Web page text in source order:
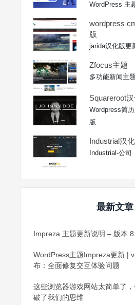
WordPress 主
wordpress
版
jarida汉化版更
Zfocus主题
多功能新闻主
Squareroot
Wordpress简
版
Industrial汉
Industrial-公司
最新文章
Impreza 主题更新说明 – 版本
WordPress主题Impreza更新 |
布：全面修复交互体验问题
这些浏览器游戏网站太简单了
破了我们的思维